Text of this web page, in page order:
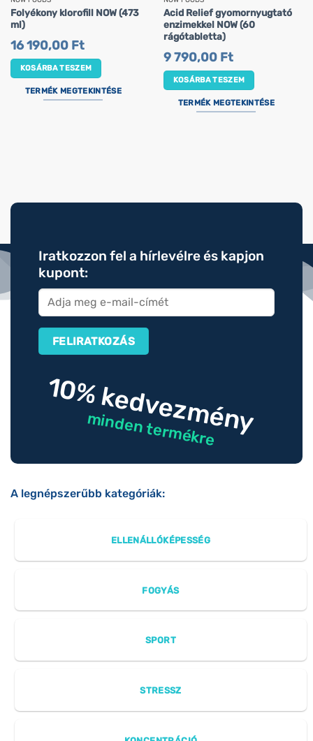
Folyékony klorofill NOW (473
ml)
16 190,00 Ft
KOSÁRBA TESZEM
TERMÉK MEGTEKINTÉSE
Acid Relief gyomornyugtató
enzimekkel NOW (60
rágótabletta)
9 790,00 Ft
KOSÁRBA TESZEM
TERMÉK MEGTEKINTÉSE
Iratkozzon fel a hírlevélre és kapjon
kupont:
10% kedvezmény
minden termékre
A legnépszerűbb kategóriák:
ELLENÁLLÓKÉPESSÉG
FOGYÁS
SPORT
STRESSZ